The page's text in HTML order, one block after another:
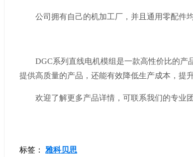
公司拥有自己的机加工厂，并且通用零配件均
DGC系列直线电机模组是一款高性价比的产
提供高质量的产品，还能有效降低生产成本，提
欢迎了解更多产品详情，可联系我们的专业团队
标签： 雅科贝思